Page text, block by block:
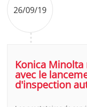
26/09/19
Konica
avec le
d'inspection